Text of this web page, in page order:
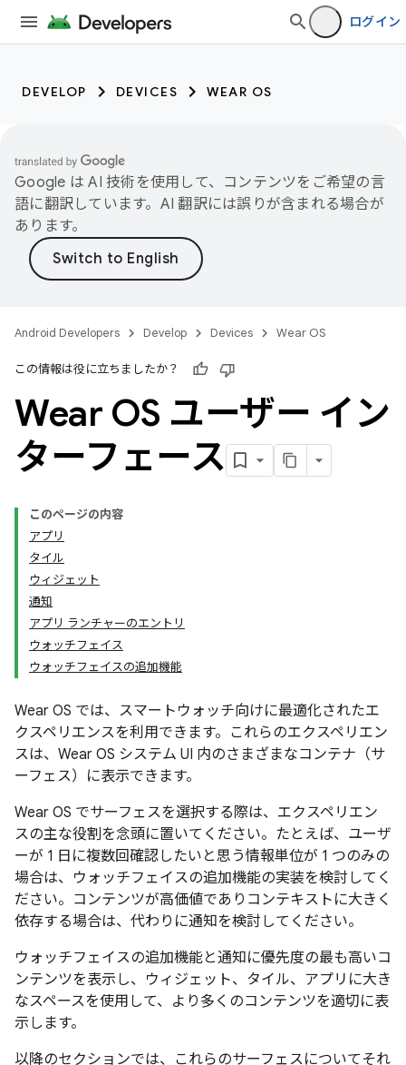
ログイン
DEVELOP DEVICES WEAR OS
Google は AI 技術を使用して、コンテンツをご希望の言
語に翻訳しています。AI 翻訳には誤りが含まれる場合が
あります。
Android Developers Develop Devices Wear OS
この情報は役に立ちましたか？
Wear OS ユーザー イン
ターフェース
このページの内容
アプリ
タイル
ウィジェット
通知
アプリ ランチャーのエントリ
ウォッチフェイス
ウォッチフェイスの追加機能
Wear OS では、スマートウォッチ向けに最適化されたエ
クスペリエンスを利用できます。これらのエクスペリエン
スは、Wear OS システム UI 内のさまざまなコンテナ（サ
ーフェス）に表示できます。
Wear OS でサーフェスを選択する際は、エクスペリエン
スの主な役割を念頭に置いてください。たとえば、ユーザ
ーが 1 日に複数回確認したいと思う情報単位が 1 つのみの
場合は、ウォッチフェイスの追加機能の実装を検討してく
ださい。コンテンツが高価値でありコンテキストに大きく
依存する場合は、代わりに通知を検討してください。
ウォッチフェイスの追加機能と通知に優先度の最も高いコ
ンテンツを表示し、ウィジェット、タイル、アプリに大き
なスペースを使用して、より多くのコンテンツを適切に表
示します。
以降のセクションでは、これらのサーフェスについてそれ